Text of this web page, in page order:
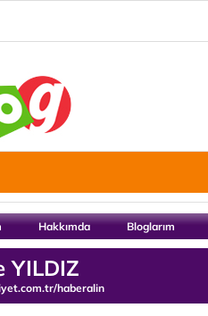
Hakkımda Bloglarım
YILDIZ
haberalin